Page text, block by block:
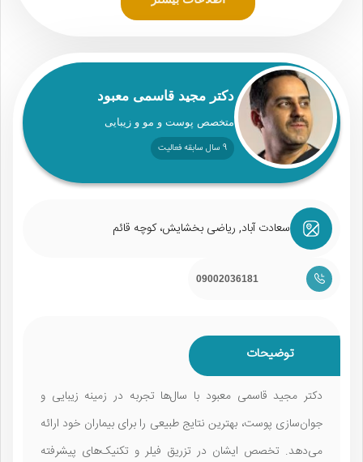
دکتر مجید قاسمی معبود
متخصص پوست و مو و زیبایی
9 سال سابقه فعالیت
سعادت آباد, ریاضی بخشایش، کوچه قائم
09002036181
توضیحات
دکتر مجید قاسمی معبود با سال‌ها تجربه در زمینه زیبایی و
جوان‌سازی پوست، بهترین نتایج طبیعی را برای بیماران خود ارائه
می‌دهد. تخصص ایشان در تزریق فیلر و تکنیک‌های پیشرفته